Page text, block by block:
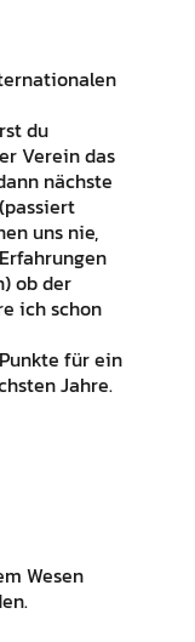
du
Verein das
nächste
uns nie,
ob der
ich schon
für ein
Jahre.
Wesen